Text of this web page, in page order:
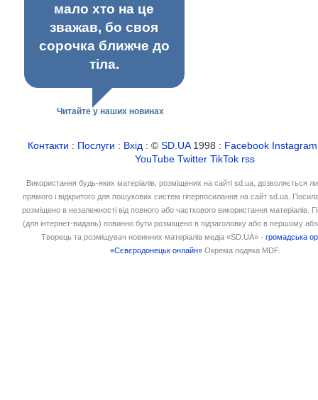
мало хто на це
зважав, бо своя
сорочка ближче до
тіла.
Читайте у наших новинах
Контакти : Послуги : Вхід : ©SD.UA1998 : Facebook Instagram
YouTube Twitter TikTok rss
Використання будь-яких матеріалів, розміщених на сайті sd.ua, дозволяється
прямого і відкритого для пошукових систем гіперпосилання на сайт sd.ua.
розміщено в незалежності від повного або часткового використання матеріалів.
(для інтернет-видань) повинно бути розміщено в підзаголовку або в першому
Творець та розміщувач новинних матеріалів медіа «SD.UA» -громадська
«Сєвєродонецьк онлайн» Окрема подяка MDF.